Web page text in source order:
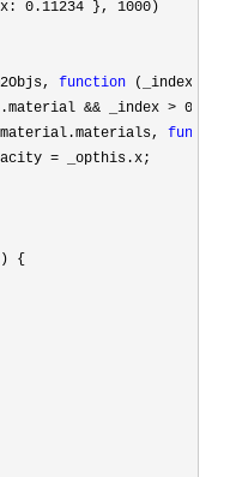
x: 0.11234 }, 1000 )
function (_index,
&& _index > 0
= _opthis.x;
{